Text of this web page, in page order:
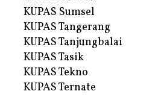
KUPAS Sumsel
KUPAS Tangerang
KUPAS Tanjungbalai
KUPAS Tasik
KUPAS Tekno
KUPAS Ternate